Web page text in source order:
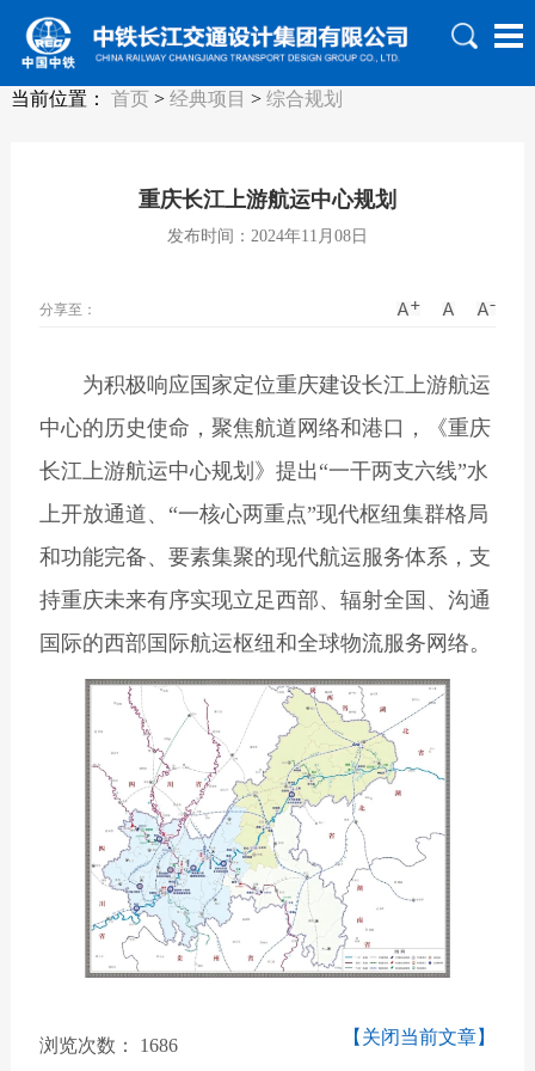
当前位置： 首页> 经典项目 > 综合规划
重庆长江上游航运中心规划
发布时间：2024年11月08日
分享至：
为积极响应国家定位重庆建设长江上游航运
中心的历史使命，聚焦航道网络和港口，《重庆
长江上游航运中心规划》提出“一干两支六线”水
上开放通道、“一核心两重点”现代枢纽集群格局
和功能完备、要素集聚的现代航运服务体系，支
持重庆未来有序实现立足西部、辐射全国、沟通
国际的西部国际航运枢纽和全球物流服务网络。
浏览次数： 1686 【关闭当前文章】